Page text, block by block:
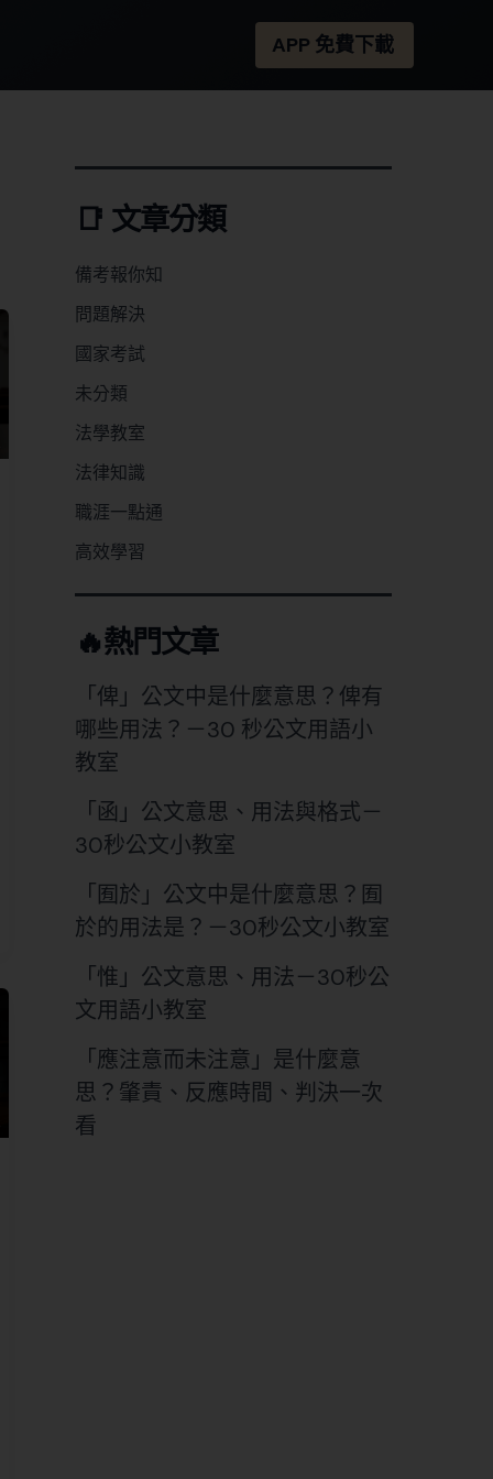
APP 免費下載
📑 文章分類
備考報你知
問題解決
國家考試
未分類
法學教室
法律知識
職涯一點通
高效學習
🔥熱門文章
「俾」公文中是什麼意思？俾有
哪些用法？－30 秒公文用語小
教室
「函」公文意思、用法與格式－
30秒公文小教室
「囿於」公文中是什麼意思？囿
於的用法是？－30秒公文小教室
「惟」公文意思、用法－30秒公
文用語小教室
「應注意而未注意」是什麼意
思？肇責、反應時間、判決一次
看